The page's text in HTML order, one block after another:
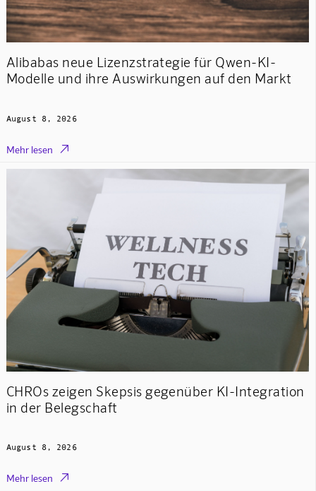
Alibabas neue Lizenzstrategie für Qwen-KI-
Modelle und ihre Auswirkungen auf den Markt
August 8, 2026
Mehr lesen 
CHROs zeigen Skepsis gegenüber KI-Integration
in der Belegschaft
August 8, 2026
Mehr lesen 